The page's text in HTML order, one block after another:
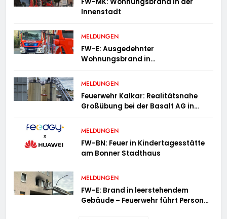
Innenstadt
MELDUNGEN
FW-E: Ausgedehnter
Wohnungsbrand in
müssen untergebracht werden
MELDUNGEN
Feuerwehr Kalkar: Realitätsnahe
Großübung bei der Basalt AG in
Einsatzkräfte
MELDUNGEN
FW-BN: Feuer in Kindertagesstätte
am Bonner Stadthaus
MELDUNGEN
FW-E: Brand in leerstehendem
Gebäude – Feuerwehr führt Person